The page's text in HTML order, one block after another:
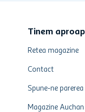
Tinem
Retea magazine
Contact
Spune-ne
Magazine Auchan